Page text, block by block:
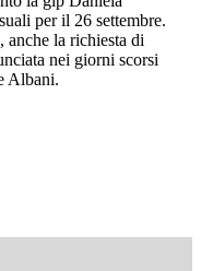
per il 26 settembre.
anche la richiesta di
nei giorni scorsi
Albani.